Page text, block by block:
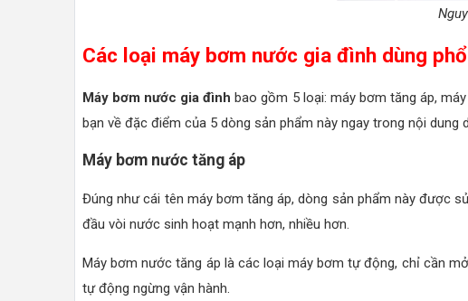
Các loại máy bơm nước gia đình dùng
Máy bơm nước gia đình bao gồm 5 loại: máy bơm tăng áp,
bạn về đặc điểm của 5 dòng sản phẩm này ngay trong nội dung
Máy bơm nước tăng áp
Đúng như cái tên máy bơm tăng áp, dòng sản phẩm này được
đầu vòi nước sinh hoạt mạnh hơn, nhiều hơn.
Máy bơm nước tăng áp là các loại máy bơm tự động, chỉ cần
tự động ngừng vận hành.